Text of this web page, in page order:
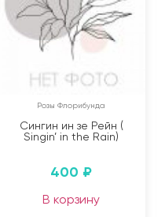
Розы Флорибунда
Сингин ин зе Рейн (
Singin’ in the Rain)
400 ₽
В корзину